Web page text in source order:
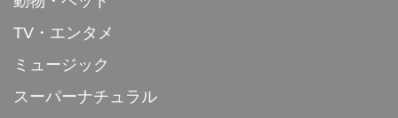
TV・エンタメ
ミュージック
スーパーナチュラル